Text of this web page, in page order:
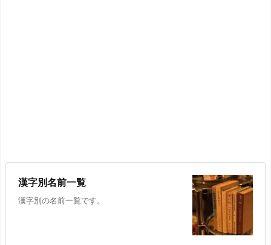
漢字別名前一覧
漢字別の名前一覧です。